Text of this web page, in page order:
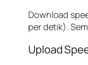
Download
per detik).
Upload